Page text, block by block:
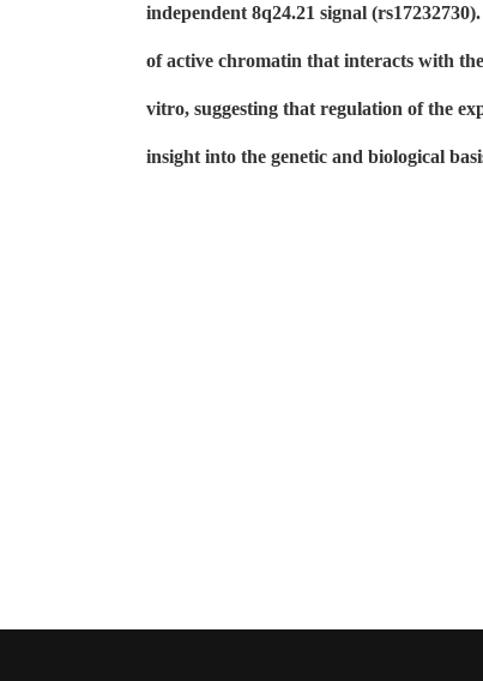
independent 8q24.21 signal
of active chromatin that interacts with
vitro, suggesting that regulation of the
insight into the genetic and biological